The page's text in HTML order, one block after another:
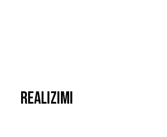
realizimi